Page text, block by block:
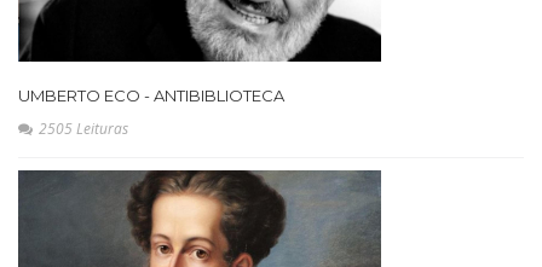
UMBERTO ECO - ANTIBIBLIOTECA
2505 Leituras